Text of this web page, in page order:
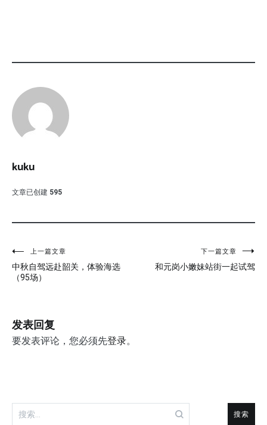
kuku
文章已创建 595
文
章
航
上一篇文章
中秋自驾远赴韶关，体验海选
（95场）
下一篇文章
和元岗小嫩妹站街一起试驾
发表回复
要发表评论，您必须先登录。
搜
索：